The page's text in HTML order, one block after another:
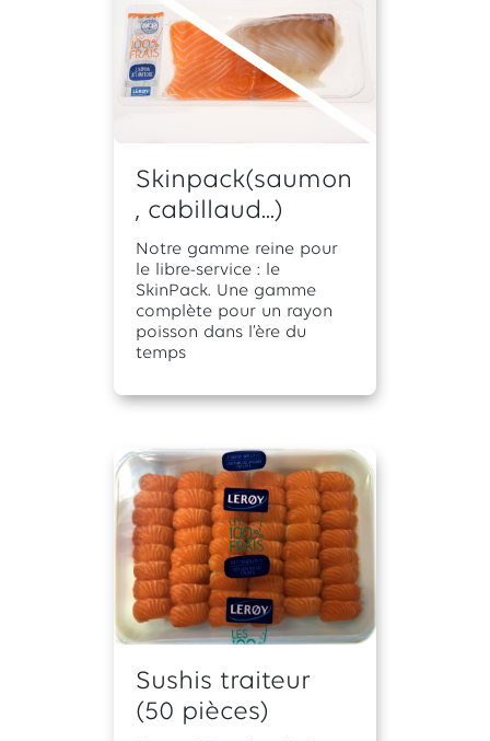
Skinpack(saumon
, cabillaud...)
Notre gamme reine pour
le libre-service : le
SkinPack. Une gamme
complète pour un rayon
poisson dans l’ère du
temps
Sushis traiteur
(50 pièces)